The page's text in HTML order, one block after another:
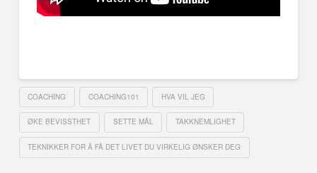
COACHING COACHING101 HVA VIL JEG
ØKE BEVISSTHET SETTE MÅL TAKKNEMLIGHET
TEKNIKKER FOR Å FÅ DET LIVET DU VIRKELIG ØNSKER DEG